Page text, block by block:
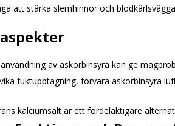
att stärka slemhinnor och
av askorbinsyra kan ge
fuktupptagning, förvara askorbinsyra
kalciumsalt är ett fördelaktigare